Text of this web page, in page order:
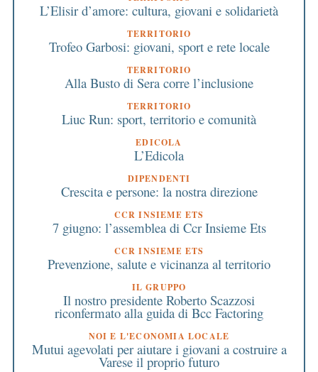
L’Elisir d’amore: cultura, giovani e solidarietà
TERRITORIO
Trofeo Garbosi: giovani, sport e rete locale
TERRITORIO
Alla Busto di Sera corre l’inclusione
TERRITORIO
Liuc Run: sport, territorio e comunità
EDICOLA
L’Edicola
DIPENDENTI
Crescita e persone: la nostra direzione
CCR INSIEME ETS
7 giugno: l’assemblea di Ccr Insieme Ets
CCR INSIEME ETS
Prevenzione, salute e vicinanza al territorio
IL GRUPPO
Il nostro presidente Roberto Scazzosi
riconfermato alla guida di Bcc Factoring
NOI E L'ECONOMIA LOCALE
Mutui agevolati per aiutare i giovani a costruire a
Varese il proprio futuro